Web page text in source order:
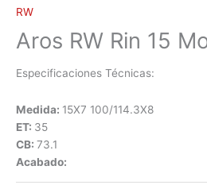
RW
Aros RW Rin 15
Especificaciones Técnicas:
Medida: 15X7 100/114.3X8
ET: 35
CB: 73.1
Acabado: